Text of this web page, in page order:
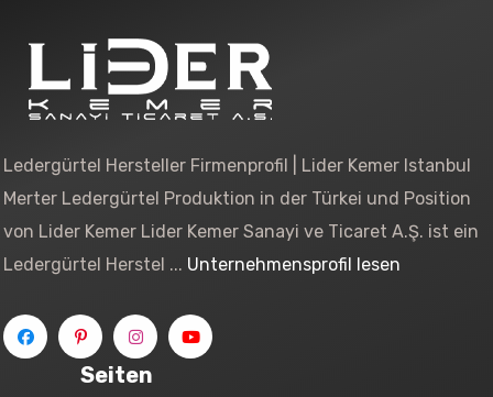
Ledergürtel Hersteller Firmenprofil | Lider Kemer Istanbul
Merter Ledergürtel Produktion in der Türkei und Position
von Lider Kemer Lider Kemer Sanayi ve Ticaret A.Ş. ist ein
Ledergürtel Herstel ... Unternehmensprofil lesen
Seiten